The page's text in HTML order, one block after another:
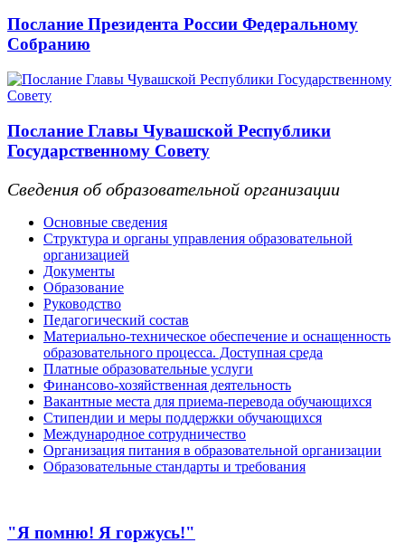
Послание Президента России Федеральному
Собранию
Послание Главы Чувашской Республики
Государственному Совету
Сведения об образовательной организации
Основные сведения
Структура и органы управления образовательной
организацией
Документы
Образование
Руководство
Педагогический состав
Материально-техническое обеспечение и оснащенность
образовательного процесса. Доступная среда
Платные образовательные услуги
Финансово-хозяйственная деятельность
Вакантные места для приема-перевода обучающихся
Стипендии и меры поддержки обучающихся
Международное сотрудничество
Организация питания в образовательной организации
Образовательные стандарты и требования
"Я помню! Я горжусь!"